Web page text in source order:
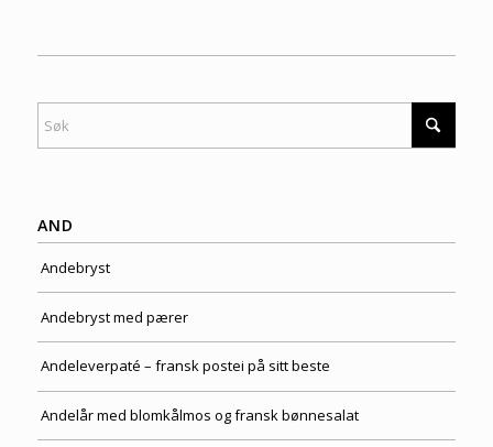
AND
Andebryst
Andebryst med pærer
Andeleverpaté – fransk postei på sitt beste
Andelår med blomkålmos og fransk bønnesalat